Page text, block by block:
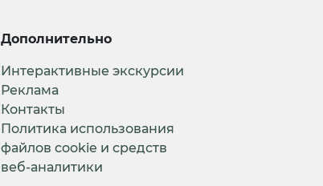
Дополнительно
Интерактивные экскурсии
Реклама
Контакты
Политика использования
файлов cookie и средств
веб-аналитики